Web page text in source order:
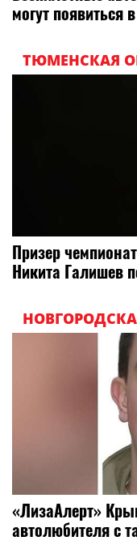
могут появиться
ТЮМЕНСКАЯ
Призер
Никита Галишев
«ЛизаАлерт»
автолюбителя с